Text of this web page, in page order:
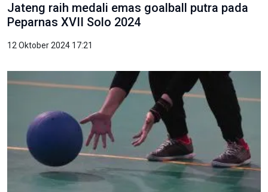
Jateng raih medali emas goalball putra pada
Peparnas XVII Solo 2024
12 Oktober 2024 17:21